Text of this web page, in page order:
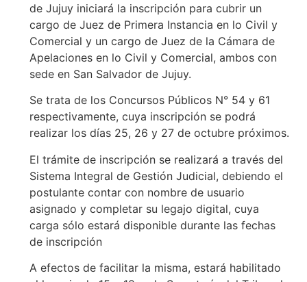
de Jujuy iniciará la inscripción para cubrir un
cargo de Juez de Primera Instancia en lo Civil y
Comercial y un cargo de Juez de la Cámara de
Apelaciones en lo Civil y Comercial, ambos con
sede en San Salvador de Jujuy.
Se trata de los Concursos Públicos N° 54 y 61
respectivamente, cuya inscripción se podrá
realizar los días 25, 26 y 27 de octubre próximos.
El trámite de inscripción se realizará a través del
Sistema Integral de Gestión Judicial, debiendo el
postulante contar con nombre de usuario
asignado y completar su legajo digital, cuya
carga sólo estará disponible durante las fechas
de inscripción
A efectos de facilitar la misma, estará habilitado